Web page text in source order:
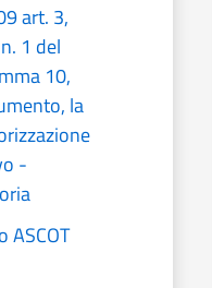
art. 3,
1 del
10,
la
-
ASCOT